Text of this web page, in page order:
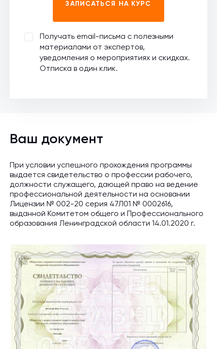
ЗАПИСАТЬСЯ НА КУРС
Получать email-письма с полезными
материалами от экспертов,
уведомления о мероприятиях и скидках.
Отписка в один клик.
Ваш документ
При условии успешного прохождения программы
выдается свидетельство о профессии рабочего,
должности служащего, дающей право на ведение
профессиональной деятельности на основании
Лицензии № 002-20 серия 47Л01 № 0002616,
выданной Комитетом общего и Профессионального
образования Ленинградской области 14.01.2020 г.